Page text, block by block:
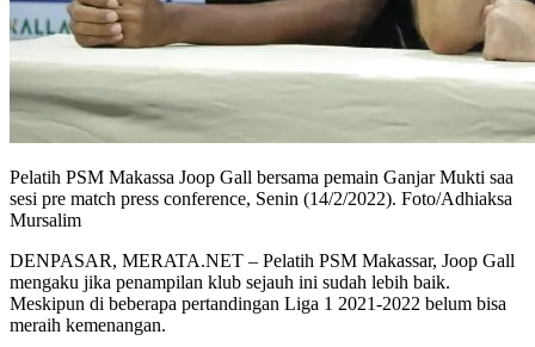
Pelatih PSM Makassa Joop Gall bersama pemain Ganjar Mukti saa
sesi pre match press conference, Senin (14/2/2022). Foto/Adhiaksa
Mursalim
DENPASAR, MERATA.NET – Pelatih PSM Makassar, Joop Gall
mengaku jika penampilan klub sejauh ini sudah lebih baik.
Meskipun di beberapa pertandingan Liga 1 2021-2022 belum bisa
meraih kemenangan.